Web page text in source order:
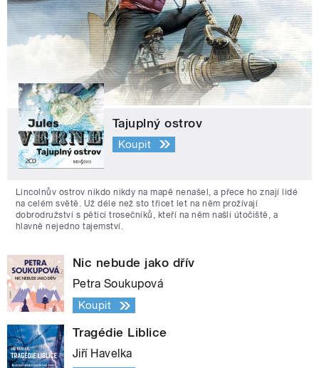
Tajuplný ostrov
Koupit
Lincolnův ostrov nikdo nikdy na mapě nenašel, a přece ho znají lidé
na celém světě. Už déle než sto třicet let na něm prožívají
dobrodružství s pěticí trosečníků, kteří na něm našli útočiště, a
hlavně nejedno tajemství.
Nic nebude jako dřív
Petra Soukupová
Koupit
Tragédie Liblice
Jiří Havelka